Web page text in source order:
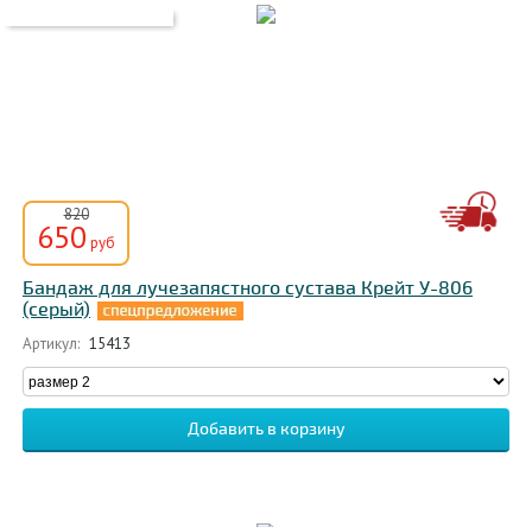
820
650 руб
Бандаж для лучезапястного сустава Крейт У-806
(серый)
Артикул: 15413